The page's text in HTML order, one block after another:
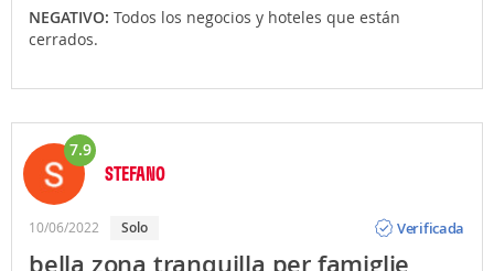
NEGATIVO: Todos los negocios y hoteles que están
cerrados.
7.9
STEFANO
10/06/2022 Solo
Verificada